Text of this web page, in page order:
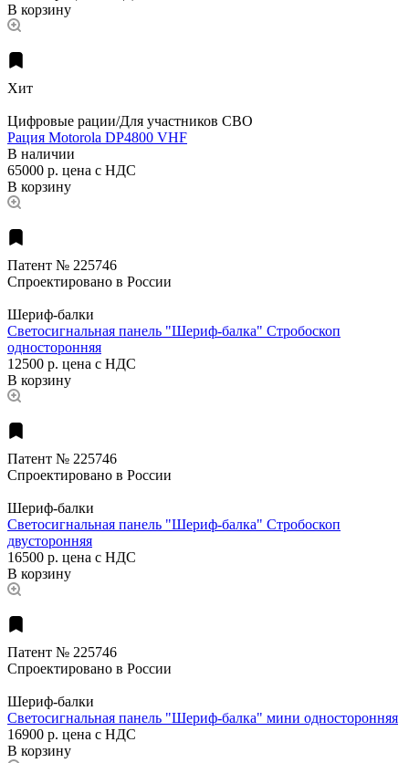
В корзину
Хит
Цифровые рации/Для участников СВО
Рация Motorola DP4800 VHF
В наличии
65000 р. цена с НДС
В корзину
Патент № 225746
Спроектировано в России
Шериф-балки
Светосигнальная панель "Шериф-балка" Стробоскоп
односторонняя
12500 р. цена с НДС
В корзину
Патент № 225746
Спроектировано в России
Шериф-балки
Светосигнальная панель "Шериф-балка" Стробоскоп
двусторонняя
16500 р. цена с НДС
В корзину
Патент № 225746
Спроектировано в России
Шериф-балки
Светосигнальная панель "Шериф-балка" мини односторонняя
16900 р. цена с НДС
В корзину